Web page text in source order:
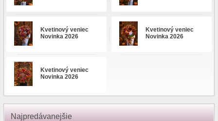
Kvetinový veniec
Novinka 2026
Kvetinový veniec
Novinka 2026
Kvetinový veniec
Novinka 2026
Najpredávanejšie